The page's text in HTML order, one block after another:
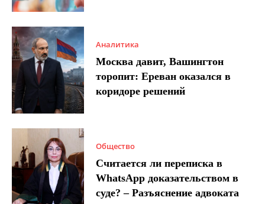
Аналитика
Москва давит, Вашингтон
торопит: Ереван оказался в
коридоре решений
Общество
Считается ли переписка в
WhatsApp доказательством в
суде? – Разъяснение адвоката